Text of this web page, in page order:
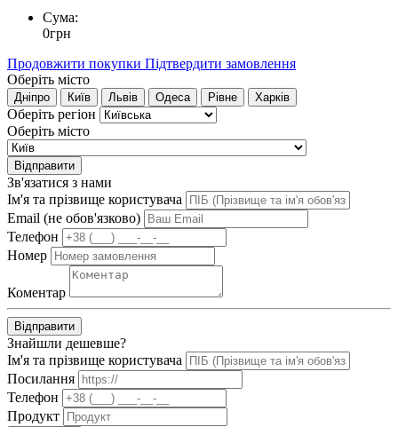
Сума:
0грн
Продовжити покупки Підтвердити замовлення
Оберіть місто
Дніпро Київ Львів Одеса Рівне Харків
Оберіть регіон
Оберіть місто
Відправити
Зв'язатися з нами
Ім'я та прізвище користувача
Email (не обов'язково)
Телефон
Номер
Коментар
Відправити
Знайшли дешевше?
Ім'я та прізвище користувача
Посилання
Телефон
Продукт